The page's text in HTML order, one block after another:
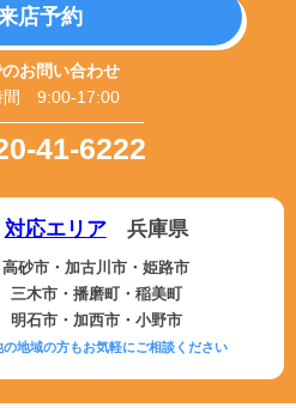
店予約
お問い合わせ
間 9:00-17:00
41-6222
対応エリア兵庫県
高砂市・加古川市・姫路市
三木市・播磨町・稲美町
明石市・加西市・小野市
の地域の方もお気軽にご相談ください